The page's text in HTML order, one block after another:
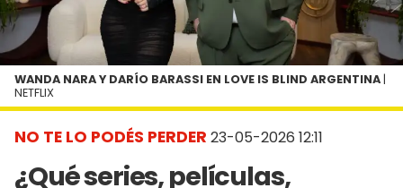
NO TE LO PODÉS PERDER 23-05-2026 12:11
¿Qué series, películas,
WANDA NARA Y DARÍO BARASSI EN LOVE IS BLIND ARGENTINA |
NETFLIX